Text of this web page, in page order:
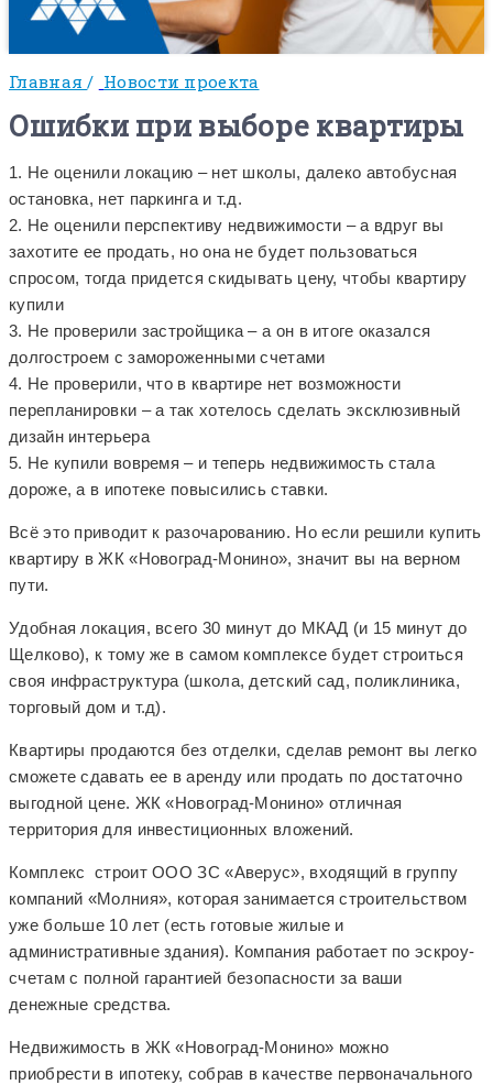
Главная/ Новости проекта
Ошибки при выборе квартиры
1. Не оценили локацию – нет школы, далеко автобусная
остановка, нет паркинга и т.д.
2. Не оценили перспективу недвижимости – а вдруг вы
захотите ее продать, но она не будет пользоваться
спросом, тогда придется скидывать цену, чтобы квартиру
купили
3. Не проверили застройщика – а он в итоге оказался
долгостроем с замороженными счетами
4. Не проверили, что в квартире нет возможности
перепланировки – а так хотелось сделать эксклюзивный
дизайн интерьера
5. Не купили вовремя – и теперь недвижимость стала
дороже, а в ипотеке повысились ставки.
Всё это приводит к разочарованию. Но если решили купить
квартиру в ЖК «Новоград-Монино», значит вы на верном
пути.
Удобная локация, всего 30 минут до МКАД (и 15 минут до
Щелково), к тому же в самом комплексе будет строиться
своя инфраструктура (школа, детский сад, поликлиника,
торговый дом и т.д).
Квартиры продаются без отделки, сделав ремонт вы легко
сможете сдавать ее в аренду или продать по достаточно
выгодной цене. ЖК «Новоград-Монино» отличная
территория для инвестиционных вложений.
Комплекс строит ООО ЗС «Аверус», входящий в группу
компаний «Молния», которая занимается строительством
уже больше 10 лет (есть готовые жилые и
административные здания). Компания работает по эскроу-
счетам с полной гарантией безопасности за ваши
денежные средства.
Недвижимость в ЖК «Новоград-Монино» можно
приобрести в ипотеку, собрав в качестве первоначального